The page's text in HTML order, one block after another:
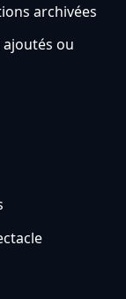
archivées
ajoutés ou